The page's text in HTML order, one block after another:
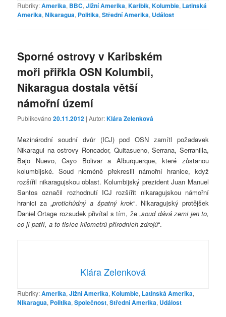
Rubriky:Amerika, BBC,Jižní Amerika,Karibik,Kolumbie, Latinská
Amerika,Nikaragua, Politika,Střední Amerika, Událost
Sporné ostrovy v Karibském
moři přiřkla OSN Kolumbii,
Nikaragua dostala větší
námořní území
Publikováno20.11.2012 | Autor:Klára Zelenková
Mezinárodní soudní dvůr (ICJ) pod OSN zamítl požadavek
Nikaragui na ostrovy Roncador, Quitasueno, Serrana, Serranilla,
Bajo Nuevo, Cayo Bolivar a Alburquerque, které zůstanou
kolumbijské. Soud nicméně překreslil námořní hranice, když
rozšířil nikaragujskou oblast. Kolumbijský prezident Juan Manuel
Santos označil rozhodnutí ICJ rozšířit nikaragujskou námořní
hranici za „protichůdný a špatný krok“. Nikaragujský protějšek
Daniel Ortage rozsudek přivítal s tím, že „soud dává zemi jen to,
co jí patří, a to tisíce kilometrů přírodních zdrojů“.
Klára Zelenková
Rubriky:Amerika,Jižní Amerika,Kolumbie, Latinská Amerika,
Nikaragua, Politika,Společnost,Střední Amerika, Událost